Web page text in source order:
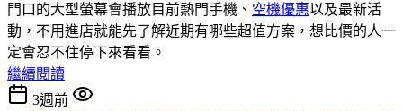
門口的大型螢幕會播放目前熱門手機、 空機優惠以及最新活
動，不用進店就能先了解近期有哪些超值方案，想比價的人一
定會忍不住停下來看看。
繼續閱讀
3週前